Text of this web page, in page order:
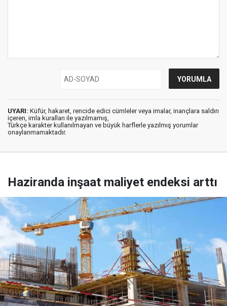
UYARI: Küfür, hakaret, rencide edici cümleler veya imalar, inançlara saldırı
içeren, imla kuralları ile yazılmamış,
Türkçe karakter kullanılmayan ve büyük harflerle yazılmış yorumlar
onaylanmamaktadır.
Haziranda inşaat maliyet endeksi arttı